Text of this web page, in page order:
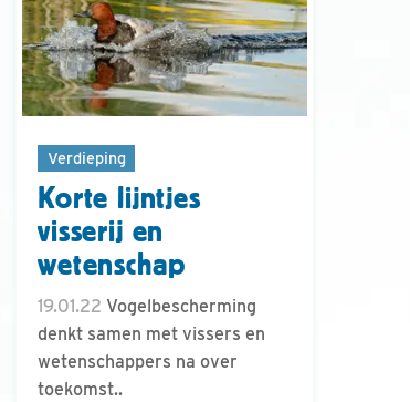
Verdieping
Korte lijntjes
visserij en
wetenschap
19.01.22 Vogelbescherming
denkt samen met vissers en
wetenschappers na over
toekomst..